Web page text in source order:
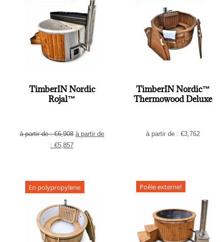
TimberIN Nordic
Rojal™
à partir de :€6,908 à partir de
: €5,857
TimberIN Nordic™
Thermowood Deluxe
à partir de : €3,762
En polypropylene Poêle externe!